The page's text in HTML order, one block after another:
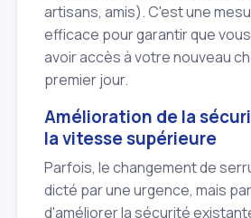
artisans, amis). C'est une
efficace pour garantir que
avoir accès à votre nouveau
premier jour.
Amélioration de la
la vitesse supérieure
Parfois, le changement de
dicté par une urgence, mais
d'améliorer la sécurité